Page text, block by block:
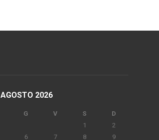
AGOSTO 2026
G V S
D
1
2
6 7 8 9